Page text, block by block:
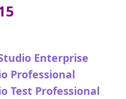
Enterprise
Professional
Test Professional